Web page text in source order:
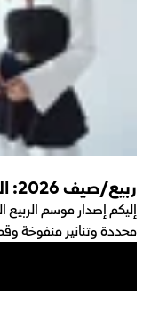
ربيع/صيف 2026: الإصدار 1
إليكم إصدار موسم
محددة وتنانير منفوخة